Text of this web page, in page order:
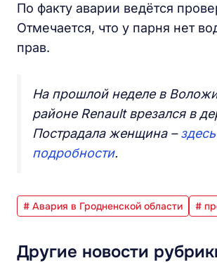
По факту аварии ведётся
Отмечается, что у парня нет
прав.
На прошлой неделе в
районе Renault врезался в
Пострадала женщина –здесь
подробности.
# Авария в Гродненской области #
Другие новости